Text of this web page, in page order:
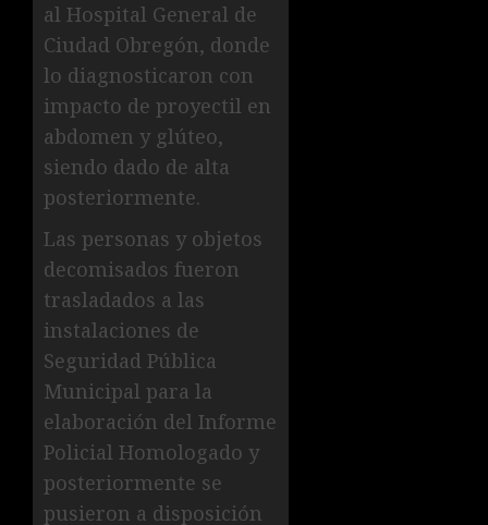
al Hospital General de
Ciudad Obregón, donde
lo diagnosticaron con
impacto de proyectil en
abdomen y glúteo,
siendo dado de alta
posteriormente.
Las personas y objetos
decomisados fueron
trasladados a las
instalaciones de
Seguridad Pública
Municipal para la
elaboración del Informe
Policial Homologado y
posteriormente se
pusieron a disposición